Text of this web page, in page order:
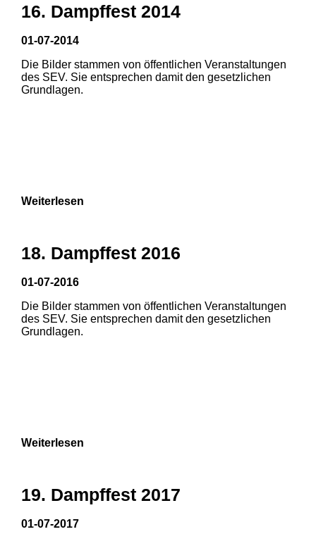
1 2 3
1 2 3
16. Dampffest 2014
01-07-2014
Die Bilder stammen von öffentlichen Veranstaltungen
des SEV. Sie entsprechen damit den gesetzlichen
Grundlagen.
Weiterlesen
18. Dampffest 2016
01-07-2016
Die Bilder stammen von öffentlichen Veranstaltungen
des SEV. Sie entsprechen damit den gesetzlichen
Grundlagen.
Weiterlesen
19. Dampffest 2017
01-07-2017